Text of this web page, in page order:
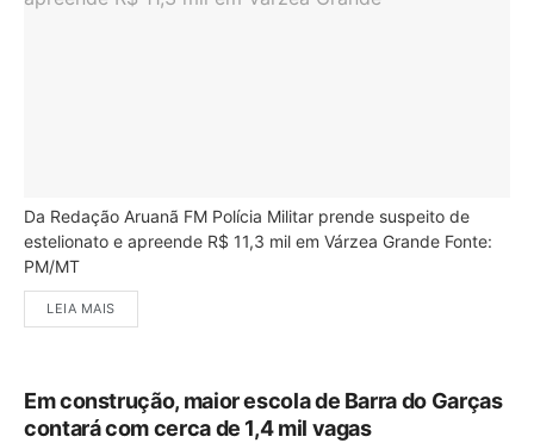
Da Redação Aruanã FM Polícia Militar prende suspeito de
estelionato e apreende R$ 11,3 mil em Várzea Grande Fonte:
PM/MT
LEIA MAIS
Em construção, maior escola de Barra do Garças
contará com cerca de 1,4 mil vagas